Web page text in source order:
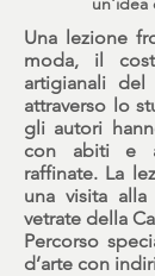
Una lezione
moda, il
artigianali del
attraverso lo
gli autori
con abiti e
raffinate. La
una visita
vetrate della
Percorso
d’arte con